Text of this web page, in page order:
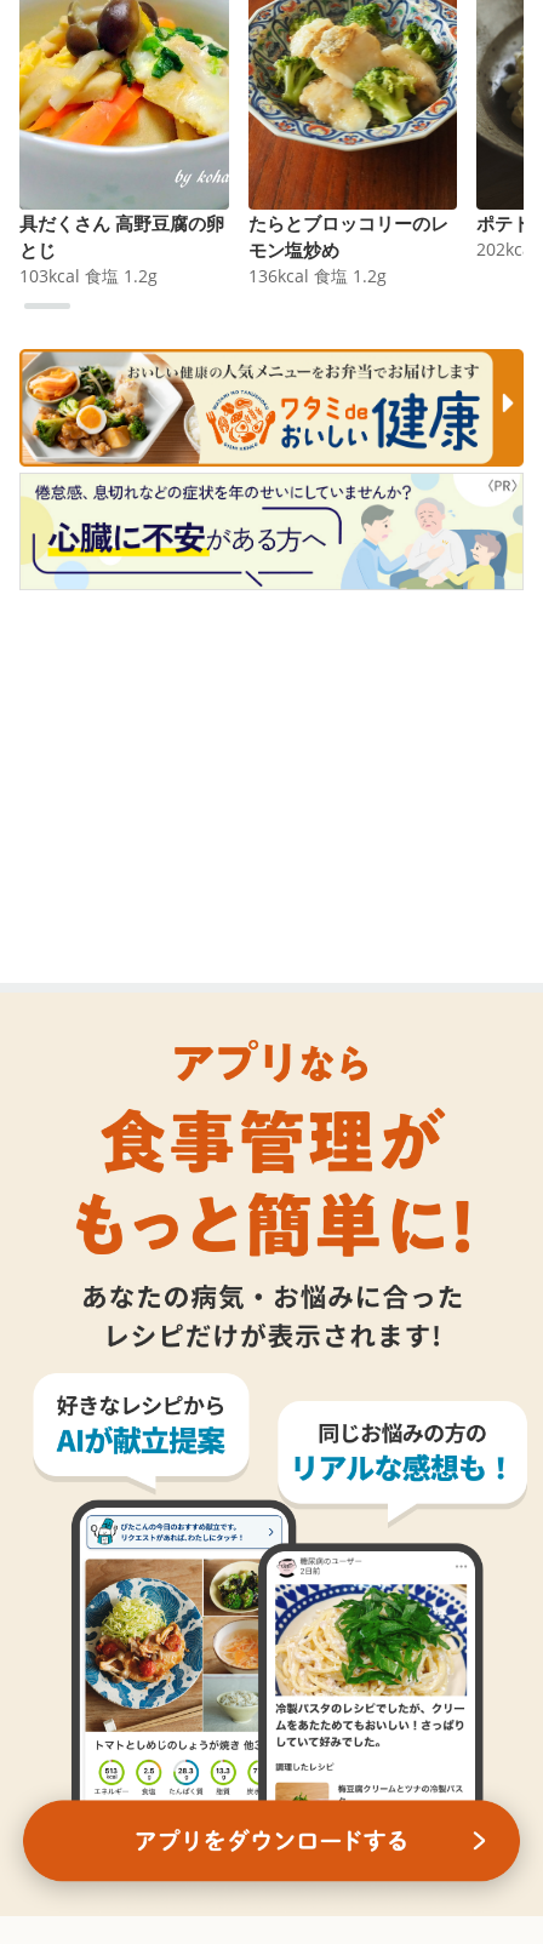
具だくさん 高野豆腐の卵
とじ
103kcal 食塩 1.2g
たらとブロッコリーのレ
モン塩炒め
136kcal 食塩 1.2g
ポテト
202kcal